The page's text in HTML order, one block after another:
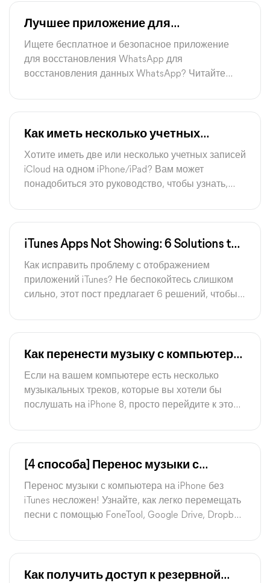
Лучшее приложение для
восстановления WhatsApp для
iPhone/Android [Бесплатно и
безопасно]
Ищете бесплатное и безопасное приложение
для восстановления WhatsApp для
восстановления данных WhatsApp? Читайте
Как иметь несколько учетных
записей iCloud на одном iPhone/iPad
Хотите иметь две или несколько учетных записей
iCloud на одном iPhone/iPad? Вам может
понадобиться это руководство, чтобы узнать,
iTunes Apps Not Showing: 6 Solutions to
Fix It Right Now
Как исправить проблему с отображением
приложений iTunes? Не беспокойтесь слишком
сильно, этот пост предлагает 6 решений, чтобы
Как перенести музыку с компьютера
на iPhone
Если на вашем компьютере есть несколько
музыкальных треков, которые вы хотели бы
послушать на iPhone 8, просто перейдите к этому
[4 способа] Перенос музыки с
компьютера на iPhone без iTunes
Перенос музыки с компьютера на iPhone без
iTunes несложен! Узнайте, как легко перемещать
песни с помощью FoneTool, Google Drive, Dropbox
Как получить доступ к резервной